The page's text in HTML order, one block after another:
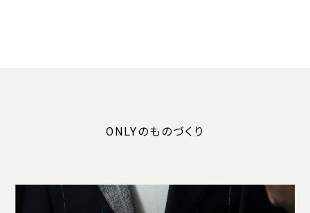
ONLYのものづくり